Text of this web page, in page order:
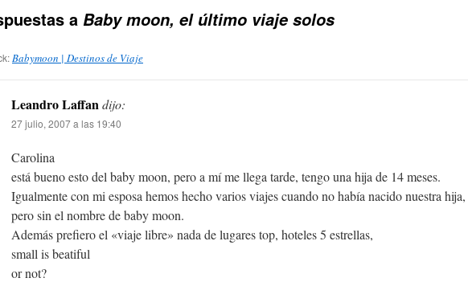
a Baby moon, el último viaje solos
Babymoon | Destinos de Viaje
Leandro Laffandijo:
27 julio, 2007 a las 19:40
Carolina
está bueno esto del baby moon, pero a mí­ me llega tarde, tengo una hija de 14 meses.
Igualmente con mi esposa hemos hecho varios viajes cuando no habí­a nacido nuestra hija,
pero sin el nombre de baby moon.
Además prefiero el «viaje libre» nada de lugares top, hoteles 5 estrellas,
small is beatiful
or not?